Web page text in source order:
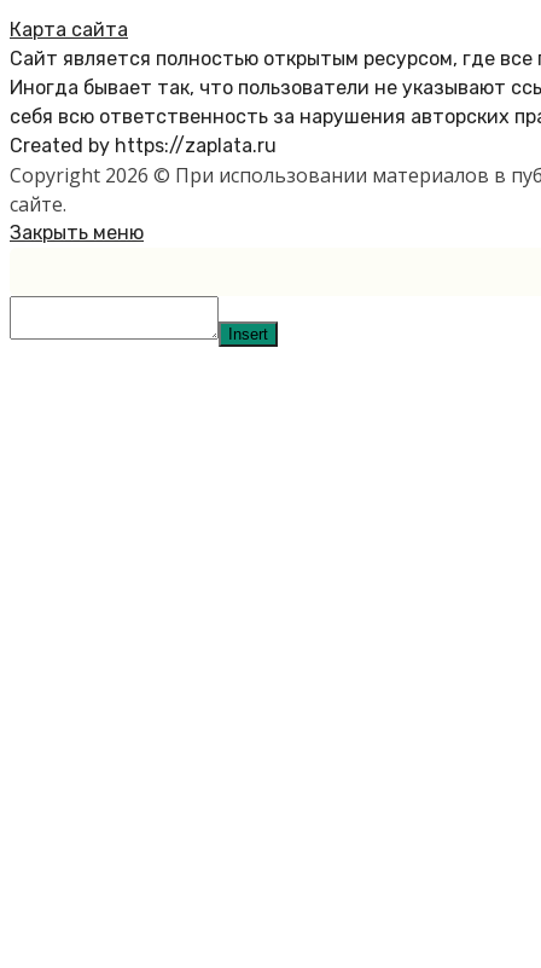
Карта сайта
Сайт является полностью открытым ресурсом, где
Иногда бывает так, что пользователи не указывают
себя всю ответственность за нарушения авторских
Created by https://zaplata.ru
Copyright 2026 © При использовании материалов в
сайте.
Закрыть меню
Insert